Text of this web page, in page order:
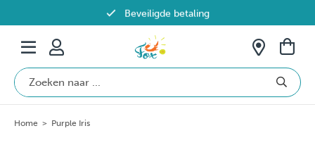
Beveiligde betaling
Gratis verzending vanaf €69 in België
Home > Purple Iris